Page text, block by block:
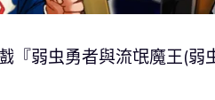
『弱虫勇者與流氓魔王(